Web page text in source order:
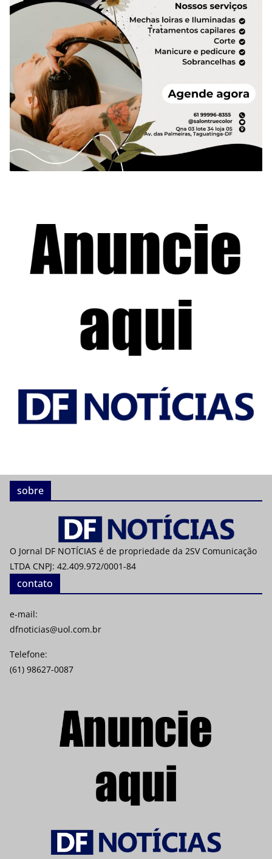
sobre
O Jornal DF NOTÍCIAS é de propriedade da 2SV Comunicação
LTDA CNPJ: 42.409.972/0001-84
contato
e-mail:
dfnoticias@uol.com.br
Telefone:
(61) 98627-0087